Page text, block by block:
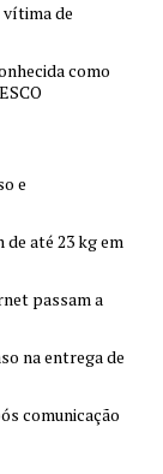
de
como
e
até 23 kg em
passam a
na entrega de
comunicação